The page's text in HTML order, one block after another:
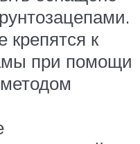
крепятся к
при помощи